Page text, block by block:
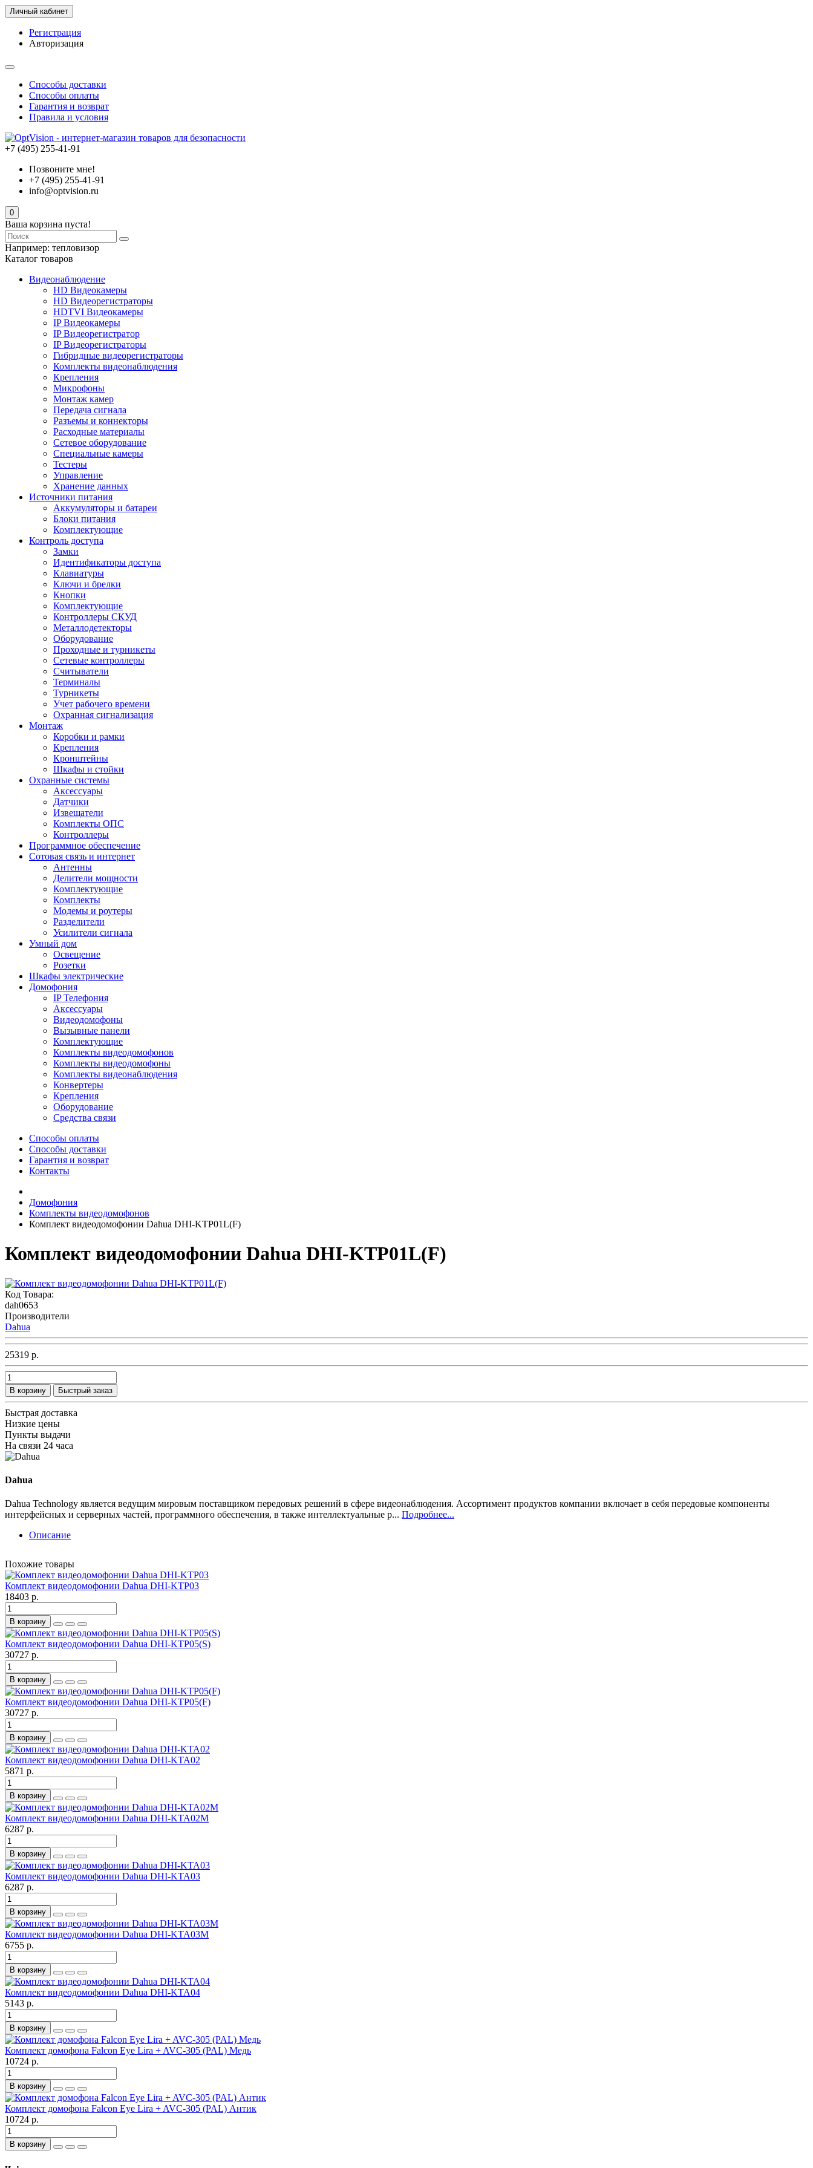
Личный кабинет
Регистрация
Авторизация
Способы доставки
Способы оплаты
Гарантия и возврат
Правила и условия
+7 (495) 255-41-91
Позвоните мне!
+7 (495) 255-41-91
info@optvision.ru
0
Ваша корзина пуста!
Например: тепловизор
Каталог товаров
Видеонаблюдение
HD Видеокамеры
HD Видеорегистраторы
HDTVI Видеокамеры
IP Видеокамеры
IP Видеорегистратор
IP Видеорегистраторы
Гибридные видеорегистраторы
Комплекты видеонаблюдения
Крепления
Микрофоны
Монтаж камер
Передача сигнала
Разъемы и коннекторы
Расходные материалы
Сетевое оборудование
Специальные камеры
Тестеры
Управление
Хранение данных
Источники питания
Аккумуляторы и батареи
Блоки питания
Комплектующие
Контроль доступа
Замки
Идентификаторы доступа
Клавиатуры
Ключи и брелки
Кнопки
Комплектующие
Контроллеры СКУД
Металлодетекторы
Оборудование
Проходные и турникеты
Сетевые контроллеры
Считыватели
Терминалы
Турникеты
Учет рабочего времени
Охранная сигнализация
Монтаж
Коробки и рамки
Крепления
Кронштейны
Шкафы и стойки
Охранные системы
Аксессуары
Датчики
Извещатели
Комплекты ОПС
Контроллеры
Программное обеспечение
Сотовая связь и интернет
Антенны
Делители мощности
Комплектующие
Комплекты
Модемы и роутеры
Разделители
Усилители сигнала
Умный дом
Освещение
Розетки
Шкафы электрические
Домофония
IP Телефония
Аксессуары
Видеодомофоны
Вызывные панели
Комплектующие
Комплекты видеодомофонов
Комплекты видеодомофоны
Комплекты видеонаблюдения
Конвертеры
Крепления
Оборудование
Средства связи
Способы оплаты
Способы доставки
Гарантия и возврат
Контакты
Домофония
Комплекты видеодомофонов
Комплект видеодомофонии Dahua DHI-KTP01L(F)
Комплект видеодомофонии Dahua DHI-KTP01L(F)
Код Товара:
dah0653
Производители
Dahua
25319 р.
В корзину Быстрый заказ
Быстрая доставка
Низкие цены
Пункты выдачи
На связи 24 часа
Dahua
Dahua Technology является ведущим мировым поставщиком передовых решений в сфере видеонаблюдения. Ассортимент продуктов компании включает в себя передовые компоненты
интерфейсных и серверных частей, программного обеспечения, в также интеллектуальные р... Подробнее...
Описание
Похожие товары
Комплект видеодомофонии Dahua DHI-KTP03
18403 р.
В корзину
Комплект видеодомофонии Dahua DHI-KTP05(S)
30727 р.
В корзину
Комплект видеодомофонии Dahua DHI-KTP05(F)
30727 р.
В корзину
Комплект видеодомофонии Dahua DHI-KTA02
5871 р.
В корзину
Комплект видеодомофонии Dahua DHI-KTA02M
6287 р.
В корзину
Комплект видеодомофонии Dahua DHI-KTA03
6287 р.
В корзину
Комплект видеодомофонии Dahua DHI-KTA03M
6755 р.
В корзину
Комплект видеодомофонии Dahua DHI-KTA04
5143 р.
В корзину
Комплект домофона Falcon Eye Lira + AVC-305 (PAL) Медь
10724 р.
В корзину
Комплект домофона Falcon Eye Lira + AVC-305 (PAL) Антик
10724 р.
В корзину